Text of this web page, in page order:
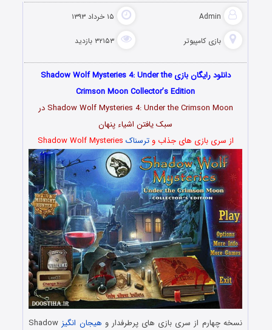
Admin ۱۵ خرداد ۱۳۹۳
بازی کامپیوتر ۳۲۱۵۳ بازدید
دانلود رایگان بازی Shadow Wolf Mysteries 4: Under the
Crimson Moon Collector’s Edition
Shadow Wolf Mysteries 4: Under the Crimson Moon در
سبک یافتن اشیاء پنهان
از سری بازی های جذاب وترسناک
نسخه چهارم از سری بازی های پرطرفدار و هیجان انگیز Shadow